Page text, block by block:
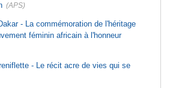
(APS)
- La commémoration de l'héritage
féminin africain à l'honneur
- Le récit acre de vies qui se